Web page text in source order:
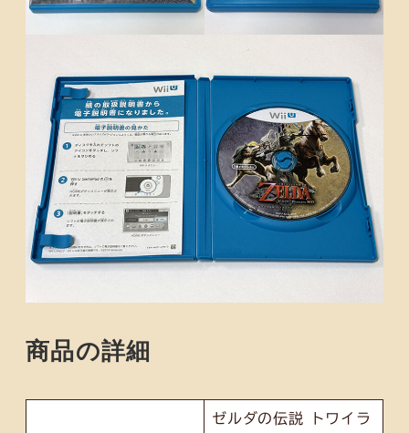
商品の詳細
ゼルダの伝説 トワイラ